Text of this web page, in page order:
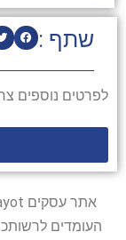
שתף :
לפרטים נוספים
העומדים